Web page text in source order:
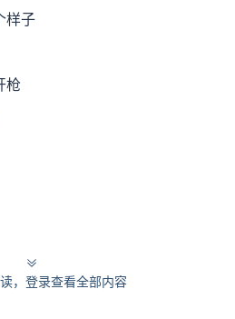
样子
枪
，登录查看全部内容